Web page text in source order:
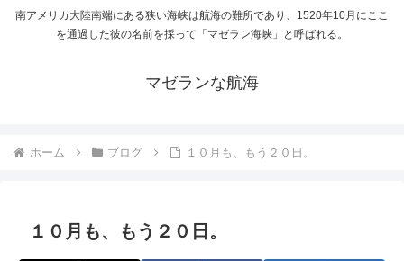
南アメリカ大陸南端にある狭い海峡は航海の難所であり、1520年10月にここ
を通過した彼の名前を採って「マゼラン海峡」と呼ばれる。
マゼランな航海
ホーム ブログ １０月も、もう２０日。
１０月も、もう２０日。